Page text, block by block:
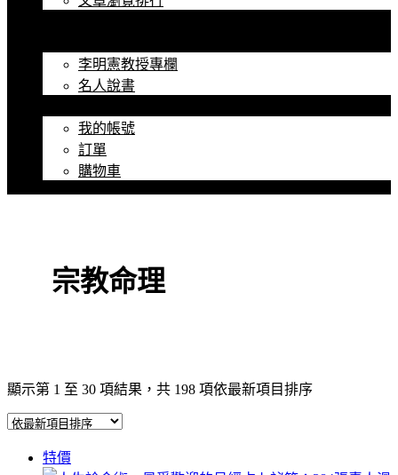
李明憲教授專欄
名人說書
我的帳號
訂單
購物車
宗教命理
顯示第 1 至 30 項結果，共 198 項依最新項目排序
特價